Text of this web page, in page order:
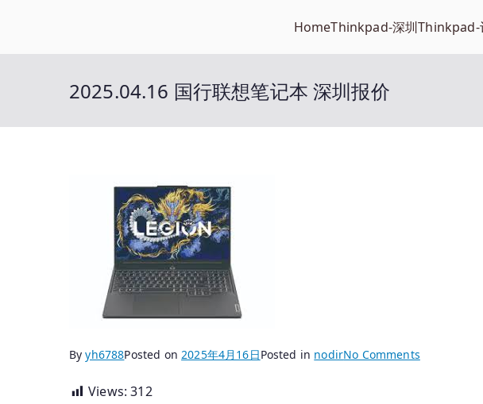
HomeThinkpad-深圳Thinkpad-
2025.04.16 国行联想笔记本 深圳报价
Byyh6788Posted on2025年4月16日Posted in nodirNo Commentson
Views: 312